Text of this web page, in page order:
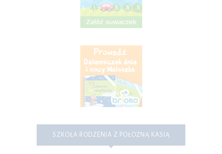
SZKOŁA RODZENIA Z POŁOŻNĄ KASIĄ